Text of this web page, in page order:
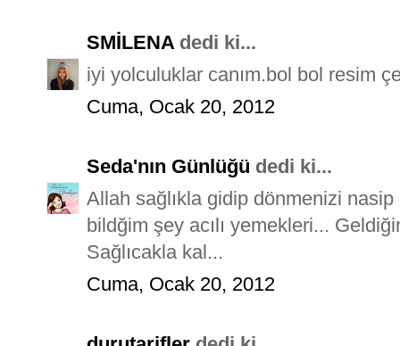
SMİLENA dedi ki...
iyi yolculuklar canım.bol bol resim
Cuma, Ocak 20, 2012
Seda'nın Günlüğü dedi ki...
Allah sağlıkla gidip dönmenizi
bildğim şey acılı yemekleri...
Sağlıcakla kal...
Cuma, Ocak 20, 2012